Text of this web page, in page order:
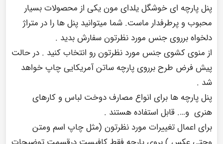
پنل پارچه ای خوشگل یلدای مون یکی از محصولات بسیار
محبوب و پرطرفدار ماست. شما میتوانید پنل ها را در متراژ
دلخواه برروی جنس مورد نظرتون سفارش بدید .
از منوی کشوی جنس مورد نظرتون رو انتخاب کنید . در حالت
پیش فرض طرح برروی پارچه ساتن آمریکایی چاپ خواهد
شد .
پنل پارچه ها برای انواع مصارف دوخت لباس و کارهای
هنری و…. قابل استفاده هستند .
برای اعمال تغییرات مورد نظرتون (مثل چاپ اسم ومتن